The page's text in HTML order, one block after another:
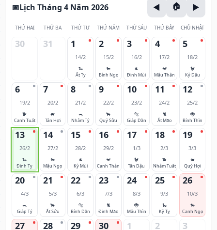
Lịch Tháng 4 Năm 2026
THỨ HAI THỨ BA THỨ TƯ THỨ NĂM THỨ SÁU THỨ BẢY CHỦ NHẬT
30 31 1
14/2
🐍
Ất Tỵ
2
15/2
🐎
Bính Ngọ
3
16/2
🐐
Đinh Mùi
4
17/2
🐒
Mậu Thân
5
18/2
🐓
Kỷ Dậu
6
19/2
🐕
Canh Tuất
7
20/2
🐖
Tân Hợi
8
21/2
🐀
Nhâm Tý
9
22/2
🐂
Quý Sửu
10
23/2
🐅
Giáp Dần
11
24/2
🐈
Ất Mão
12
25/2
🐉
Bính Thìn
13
26/2
🐍
Đinh Tỵ
14
27/2
🐎
Mậu Ngọ
15
28/2
🐐
Kỷ Mùi
16
29/2
🐒
Canh Thân
17
1/3
🐓
Tân Dậu
18
2/3
🐕
Nhâm Tuất
19
3/3
🐖
Quý Hợi
20
4/3
🐀
Giáp Tý
21
5/3
🐂
Ất Sửu
22
6/3
🐅
Bính Dần
23
7/3
🐈
Đinh Mão
24
8/3
🐉
Mậu Thìn
25
9/3
🐍
Kỷ Tỵ
26
10/3
🐎
Canh Ngọ
27 28 29 30 1 2 3